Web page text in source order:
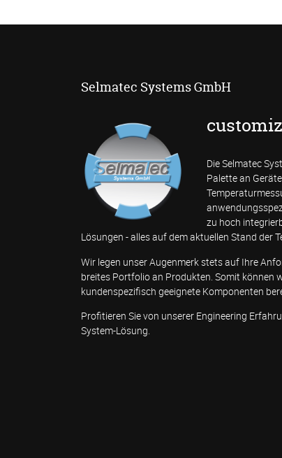
Selmatec Systems GmbH
Die Selmatec
Palette an
zu hoch
Lösungen - alles auf dem aktuellen Stand der
Wir legen unser Augenmerk stets auf Ihre
breites Portfolio an Produkten. Somit können
kundenspezifisch geeignete Komponenten
Profitieren Sie von unserer Engineering
System-Lösung.